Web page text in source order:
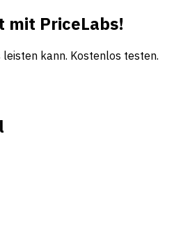
mit PriceLabs!
leisten kann. Kostenlos testen.